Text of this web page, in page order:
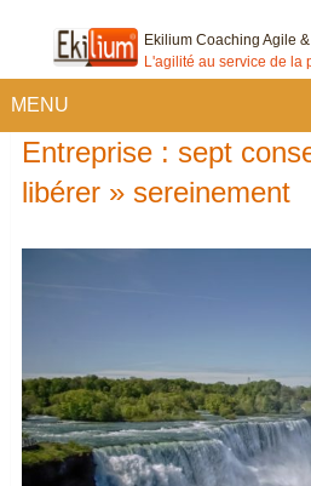
Ekilium Coaching Agile
L'agilité au service de la
MENU
Entreprise : sept
libérer » sereinement